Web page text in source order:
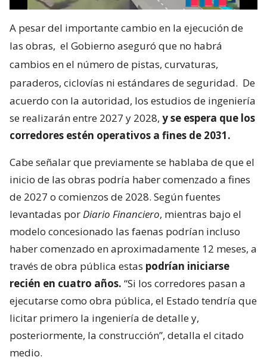
A pesar del importante cambio en la ejecución de
las obras, el Gobierno aseguró que no habrá
cambios en el número de pistas, curvaturas,
paraderos, ciclovías ni estándares de seguridad. De
acuerdo con la autoridad, los estudios de ingeniería
se realizarán entre 2027 y 2028, y se espera que los
corredores estén operativos a fines de 2031.
Cabe señalar que previamente se hablaba de que el
inicio de las obras podría haber comenzado a fines
de 2027 o comienzos de 2028. Según fuentes
levantadas porDiario Financiero, mientras bajo el
modelo concesionado las faenas podrían incluso
haber comenzado en aproximadamente 12 meses, a
través de obra pública estas podrían iniciarse
recién en cuatro años. “Si los corredores pasan a
ejecutarse como obra pública, el Estado tendría que
licitar primero la ingeniería de detalle y,
posteriormente, la construcción”, detalla el citado
medio.